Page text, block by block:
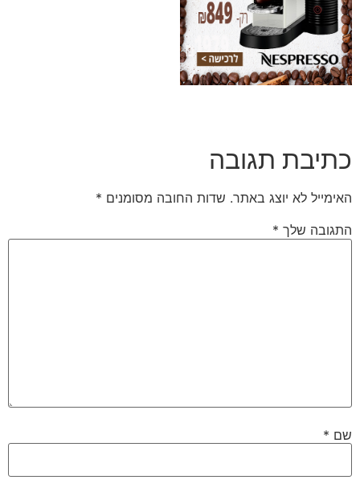
כתיבת תגובה
האימייל לא יוצג באתר. שדות החובה מסומנים *
התגובה שלך *
שם *